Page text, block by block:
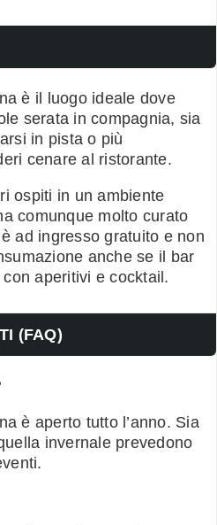
è il luogo ideale dove
serata in compagnia, sia
in pista o più
cenare al ristorante.
ospiti in un ambiente
comunque molto curato
ad ingresso gratuito e non
anche se il bar
aperitivi e cocktail.
(FAQ)
è aperto tutto l’anno. Sia
invernale prevedono